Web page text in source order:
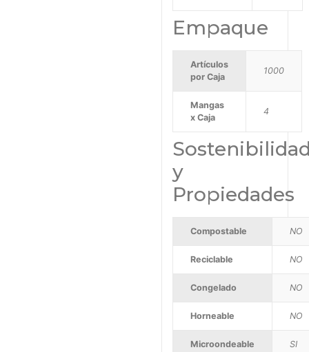
Empaque
Artículos
por Caja
1000
Mangas
x Caja
4
y
Propiedades
Compostable NO
Reciclable NO
Congelado NO
Horneable NO
Microondeable SI